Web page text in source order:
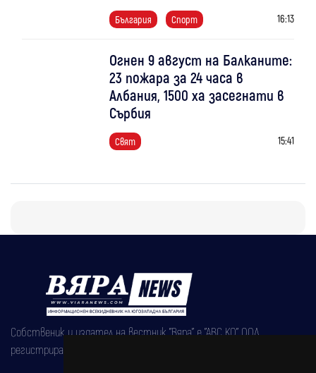
България Спорт 16:13
Огнен 9 август на Балканите:
23 пожара за 24 часа в
Албания, 1500 ха засегнати в
Сърбия
Свят 15:41
Собственик и издател на вестник "Вяра" е "АВС КО" ООД,
регистрирана на 08.05.2002 година.